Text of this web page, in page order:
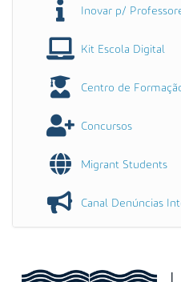
Inovar p/
Kit Escola Digital
Centro de
Concursos
Migrant Students
Canal Denúncias